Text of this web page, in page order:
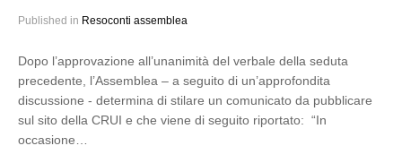
Published in Resoconti assemblea
Dopo l’approvazione all’unanimità del verbale della seduta
precedente, l’Assemblea – a seguito di un’approfondita
discussione - determina di stilare un comunicato da pubblicare
sul sito della CRUI e che viene di seguito riportato: “In
occasione…